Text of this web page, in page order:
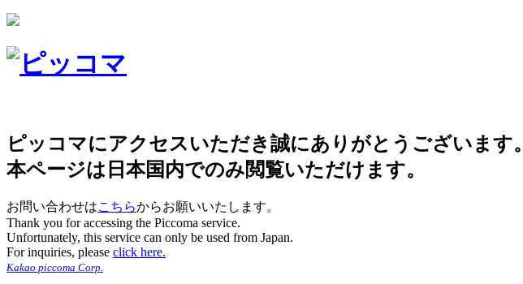
ピッコマにアクセスいただき誠にありがとうございます。
本ページは日本国内でのみ閲覧いただけます。
お問い合わせはこちらからお願いいたします。
Thank you for accessing the Piccoma service.
Unfortunately, this service can only be used from Japan.
For inquiries, please click here.
Kakao piccoma Corp.